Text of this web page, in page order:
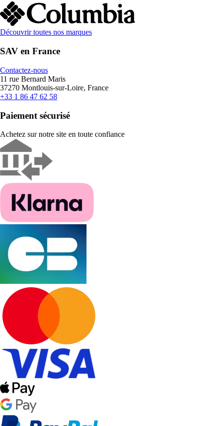
Découvrir toutes nos marques
SAV en France
Contactez-nous
11 rue Bernard Maris
37270 Montlouis-sur-Loire, France
+33 1 86 47 62 58
Paiement sécurisé
Achetez sur notre site en toute confiance